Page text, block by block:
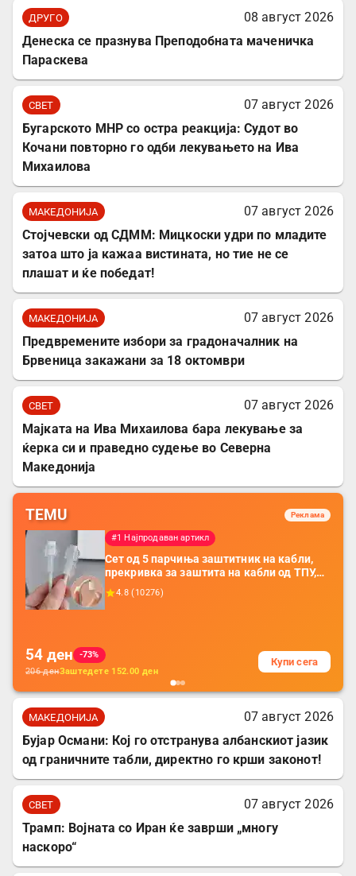
ДРУГО
08 август 2026
Денеска се празнува Преподобната маченичка
Параскева
СВЕТ
07 август 2026
Бугарското МНР со остра реакција: Судот во
Кочани повторно го одби лекувањето на Ива
Михаилова
МАКЕДОНИЈА
07 август 2026
Стојчевски од СДММ: Мицкоски удри по младите
затоа што ја кажаа вистината, но тие не се
плашат и ќе победат!
МАКЕДОНИЈА
07 август 2026
Предвремените избори за градоначалник на
Брвеница закажани за 18 октомври
СВЕТ
07 август 2026
Мајката на Ива Михаилова бара лекување за
ќерка си и праведно судење во Северна
Македонија
TEMU Реклама
#1 Најпродаван артикл
Сет од 5 парчиња заштитник на кабли,
прекривка за заштита на кабли од ТПУ,
додатоци за заштита на кабли, без
батерија, за мобилни телефони, комплет
4.8 ( 10276)
54 ден
-73%
206денЗаштедете 152.00 ден
Купи сега
МАКЕДОНИЈА
07 август 2026
Бујар Османи: Кој го отстранува албанскиот јазик
од граничните табли, директно го крши законот!
СВЕТ
07 август 2026
Трамп: Војната со Иран ќе заврши „многу
наскоро“